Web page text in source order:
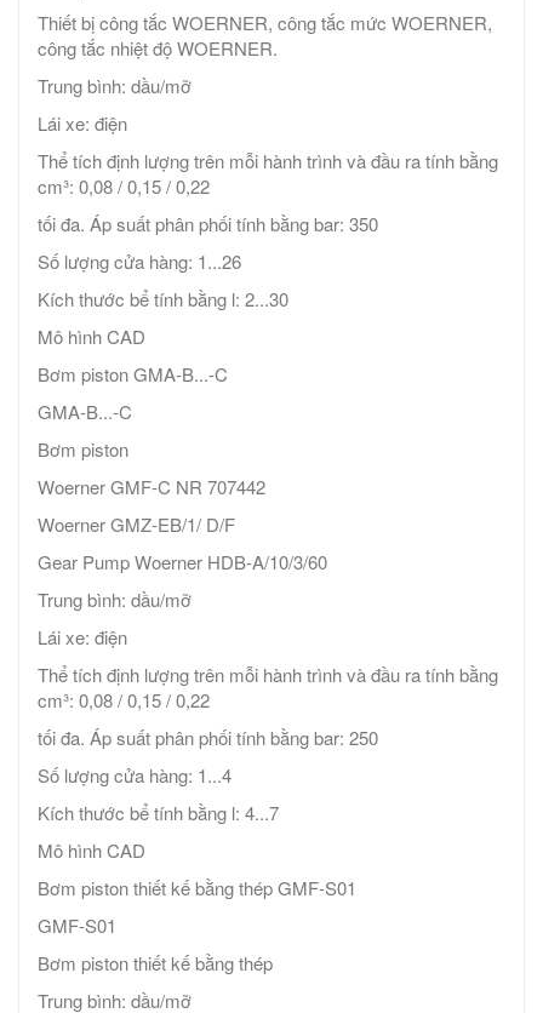
Thiết bị công tắc WOERNER, công tắc mức WOERNER,
công tắc nhiệt độ WOERNER.
Trung bình: dầu/mỡ
Lái xe: điện
Thể tích định lượng trên mỗi hành trình và đầu ra tính bằng
cm³: 0,08 / 0,15 / 0,22
tối đa. Áp suất phân phối tính bằng bar: 350
Số lượng cửa hàng: 1...26
Kích thước bể tính bằng l: 2...30
Mô hình CAD
Bơm piston GMA-B...-C
GMA-B...-C
Bơm piston
Woerner GMF-C NR 707442
Woerner GMZ-EB/1/ D/F
Gear Pump Woerner HDB-A/10/3/60
Trung bình: dầu/mỡ
Lái xe: điện
Thể tích định lượng trên mỗi hành trình và đầu ra tính bằng
cm³: 0,08 / 0,15 / 0,22
tối đa. Áp suất phân phối tính bằng bar: 250
Số lượng cửa hàng: 1...4
Kích thước bể tính bằng l: 4...7
Mô hình CAD
Bơm piston thiết kế bằng thép GMF-S01
GMF-S01
Bơm piston thiết kế bằng thép
Trung bình: dầu/mỡ